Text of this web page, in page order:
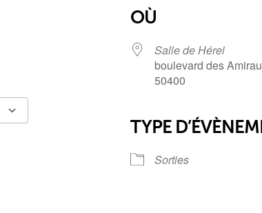
OÙ
Salle de Hérel
boulevard des
50400
TYPE
Sorties